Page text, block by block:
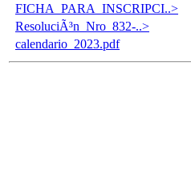
FICHA_PARA_INSCRIPCI..>
ResoluciÃ³n_Nro_832-..>
calendario_2023.pdf